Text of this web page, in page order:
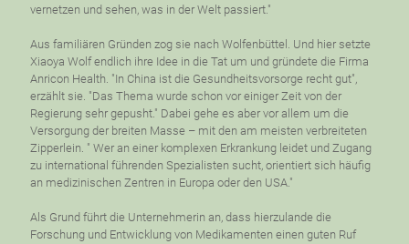
vernetzen und sehen, was in der Welt passiert."
Aus familiären Gründen zog sie nach Wolfenbüttel. Und hier setzte
Xiaoya Wolf endlich ihre Idee in die Tat um und gründete die Firma
Anricon Health. "In China ist die Gesundheitsvorsorge recht gut",
erzählt sie. "Das Thema wurde schon vor einiger Zeit von der
Regierung sehr gepusht." Dabei gehe es aber vor allem um die
Versorgung der breiten Masse – mit den am meisten verbreiteten
Zipperlein. " Wer an einer komplexen Erkrankung leidet und Zugang
zu international führenden Spezialisten sucht, orientiert sich häufig
an medizinischen Zentren in Europa oder den USA."
Als Grund führt die Unternehmerin an, dass hierzulande die
Forschung und Entwicklung von Medikamenten einen guten Ruf